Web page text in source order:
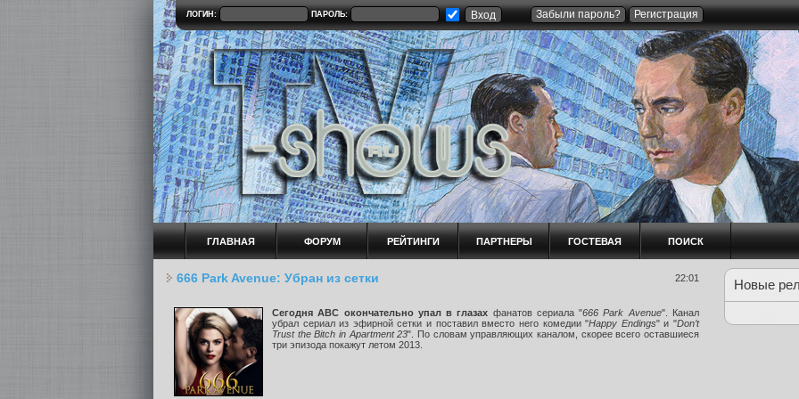
ЛОГИН: ПАРОЛЬ: Забыли пароль? Регистрация
ГЛАВНАЯ ФОРУМ РЕЙТИНГИ ПАРТНЕРЫ ГОСТЕВАЯ ПОИСК
666 Park Avenue: Убран из сетки 22:01
Сегодня ABC окончательно упал в глазах фанатов сериала "666 Park Avenue". Канал
убрал сериал из эфирной сетки и поставил вместо него комедии "Happy Endings" и "Don’t
Trust the Bitch in Apartment 23". По словам управляющих каналом, скорее всего оставшиеся
три эпизода покажут летом 2013.
Новые